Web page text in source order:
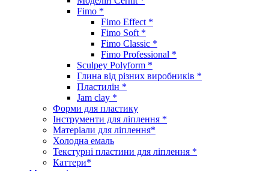
Fimo *
Fimo Effect *
Fimo Soft *
Fimo Classic *
Fimo Professional *
Sculpey Polyform *
Глина від різних виробників *
Пластилін *
Jam clay *
Форми для пластику
Інструменти для ліплення *
Матеріали для ліплення*
Холодна емаль
Текстурні пластини для ліплення *
Каттери*